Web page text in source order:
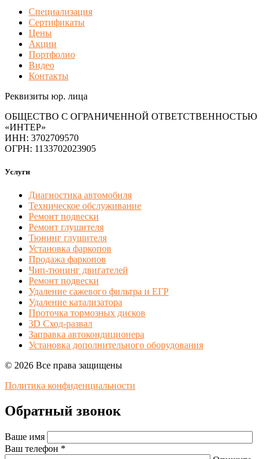
Специализация
Сертификаты
Цены
Акции
Портфолио
Видео
Контакты
Реквизиты юр. лица
ОБЩЕСТВО С ОГРАНИЧЕННОЙ ОТВЕТСТВЕННОСТЬЮ
«ИНТЕР»
ИНН: 3702709570
ОГРН: 1133702023905
Услуги
Диагностика автомобиля
Техническое обслуживание
Ремонт подвески
Ремонт глушителя
Тюнинг глушителя
Установка фаркопов
Продажа фаркопов
Чип-тюнинг двигателей
Ремонт подвески
Удаление сажевого фильтра и ЕГР
Удаление катализатора
Проточка тормозных дисков
3D Сход-развал
Заправка автокондиционера
Установка дополнительного оборудования
© 2026 Все права защищены
Политика конфиденциальности
Обратный звонок
Ваше имя
Ваш телефон *